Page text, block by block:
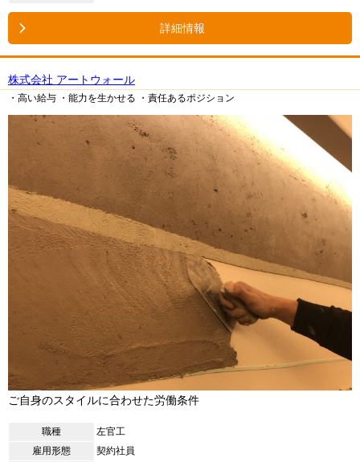
詳細情報
株式会社 アートウォール
・高い給与 ・能力を生かせる ・責任あるポジション
ご自身のスタイルに合わせた労働条件
職種
左官工
雇用形態
契約社員